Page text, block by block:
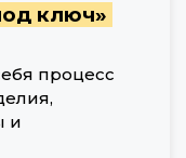
ключ»
процесс
и